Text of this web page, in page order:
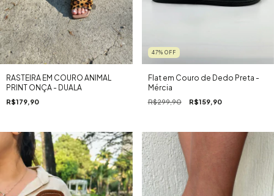
RASTEIRA EM COURO ANIMAL
PRINT ONÇA - DUALA
R$179,90
47% OFF
Flat em Couro de Dedo Preta -
Mércia
R$299,90 R$159,90